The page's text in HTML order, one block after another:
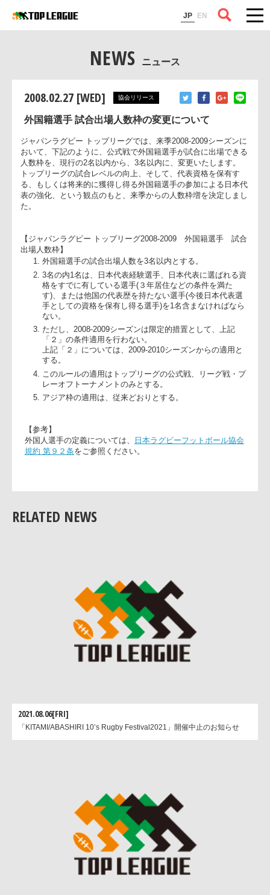
JP EN
コラム
NEWS ニュース
2008.02.27 [WED] 協会リリース
外国籍選手 試合出場人数枠の変更について
ジャパンラグビー トップリーグでは、来季2008-2009シーズン
おいて、下記のように、公式戦で外国籍選手が試合に出場でき
人数枠を、現行の2名以内から、3名以内に、変更いたします。
トップリーグの試合レベルの向上、そして、代表資格を保有す
る、もしくは将来的に獲得し得る外国籍選手の参加による日本
【ジャパンラグビー トップリーグ2008-2009 外国籍選手 試
出場人数枠】
外国籍選手の試合出場人数を3名以内とする。
3名の内1名は、日本代表経験選手、日本代表に選ばれる
格をすでに有している選手(３年居住などの条件を満た
す)、または他国の代表歴を持たない選手(今後日本代表選
手としての資格を保有し得る選手)を1名含まなければな
ない。
ただし、2008-2009シーズンは限定的措置として、上記
「２」の条件適用を行わない。
上記「２」については、2009-2010シーズンからの適用と
する。
レーオフトーナメントのみとする。
アジア枠の適用は、従来どおりとする。
外国人選手の定義については、日本ラグビーフットボール協
RELATED NEWS
2021.08.06[FRI]
「KITAMI/ABASHIRI 10’s Rugby Festival2021」開催中止のお知らせ